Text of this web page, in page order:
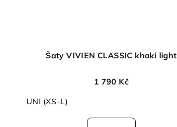
Šaty VIVIEN CLASSIC khaki light
1 790 Kč
UNI (XS-L)